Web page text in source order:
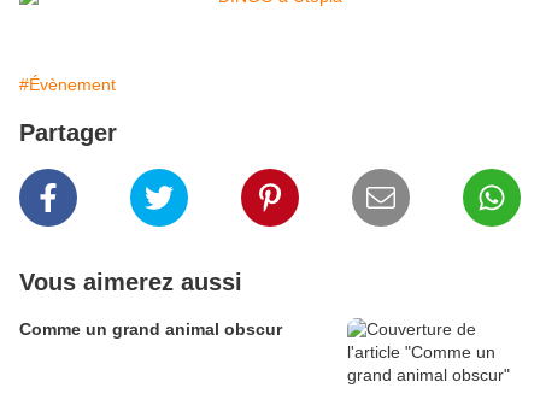
#Évènement
Partager
Vous aimerez aussi
Comme un grand animal obscur